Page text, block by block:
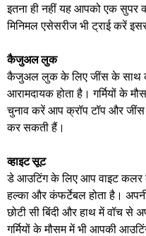
इतना ही नहीं यह आपको एक
मिनिमल एसेसरीज भी ट्राई करें
कैजुअल लुक
कैजुअल लुक के लिए जींस के साथ
आरामदायक होता है। गर्मियों के
चुनाव करें आप क्रॉप टॉप और
कर सकती हैं।
व्हाइट सूट
डे आउटिंग के लिए आप वाइट कलर
हल्का और कंफर्टेबल होता है।
छोटी सी बिंदी और हाथ में वॉच
गर्मियों के मौसम में भी आपकी